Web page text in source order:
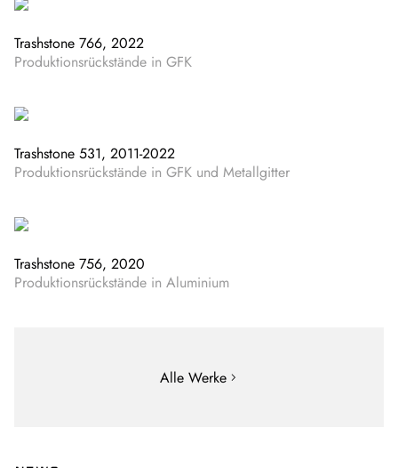
Trashstone 766, 2022
Produktionsrückstände in GFK
Trashstone 531, 2011-2022
Produktionsrückstände in GFK und Metallgitter
Trashstone 756, 2020
Produktionsrückstände in Aluminium
Alle Werke